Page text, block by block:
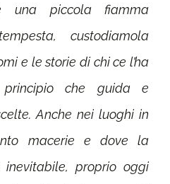
una piccola fiamma
custodiamola
e le storie di chi ce l’ha
che guida e
Anche nei luoghi in
macerie e dove la
inevitabile, proprio oggi